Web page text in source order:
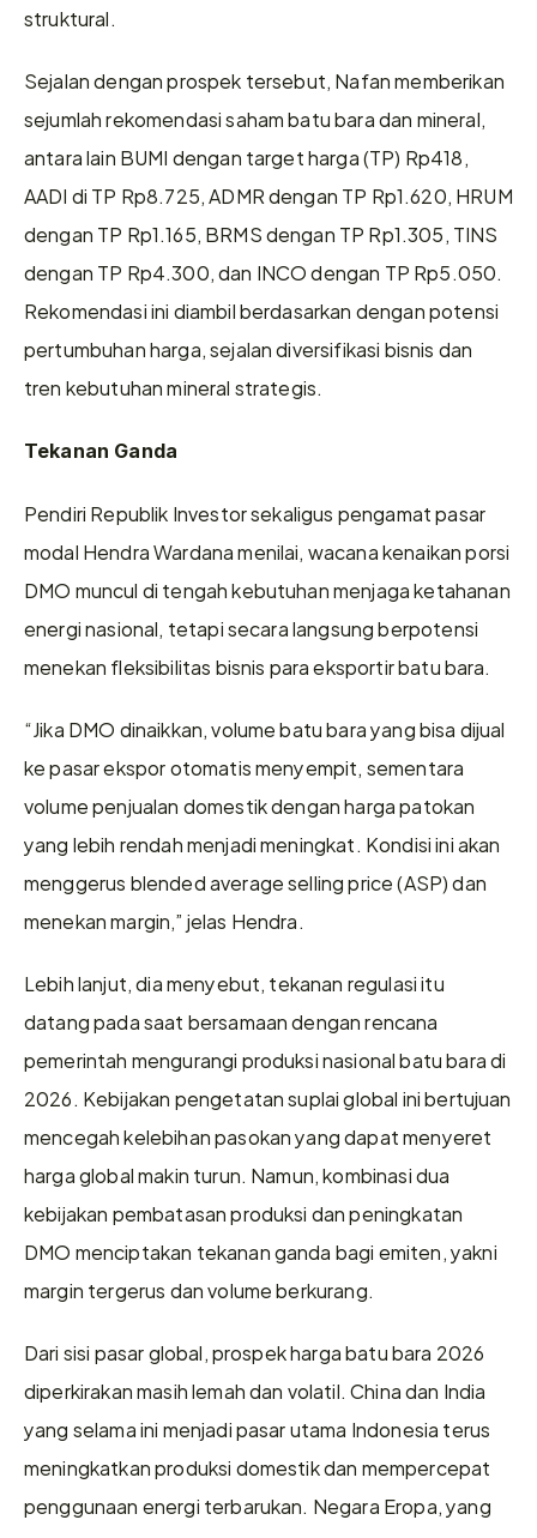
struktural.
Sejalan dengan prospek tersebut, Nafan memberikan
sejumlah rekomendasi saham batu bara dan mineral,
antara lain BUMI dengan target harga (TP) Rp418,
AADI di TP Rp8.725, ADMR dengan TP Rp1.620, HRUM
dengan TP Rp1.165, BRMS dengan TP Rp1.305, TINS
dengan TP Rp4.300, dan INCO dengan TP Rp5.050.
Rekomendasi ini diambil berdasarkan dengan potensi
pertumbuhan harga, sejalan diversifikasi bisnis dan
tren kebutuhan mineral strategis.
Tekanan Ganda
Pendiri Republik Investor sekaligus pengamat pasar
modal Hendra Wardana menilai, wacana kenaikan porsi
DMO muncul di tengah kebutuhan menjaga ketahanan
energi nasional, tetapi secara langsung berpotensi
menekan fleksibilitas bisnis para eksportir batu bara.
“Jika DMO dinaikkan, volume batu bara yang bisa dijual
ke pasar ekspor otomatis menyempit, sementara
volume penjualan domestik dengan harga patokan
yang lebih rendah menjadi meningkat. Kondisi ini akan
menggerus blended average selling price (ASP) dan
menekan margin,” jelas Hendra.
Lebih lanjut, dia menyebut, tekanan regulasi itu
datang pada saat bersamaan dengan rencana
pemerintah mengurangi produksi nasional batu bara di
2026. Kebijakan pengetatan suplai global ini bertujuan
mencegah kelebihan pasokan yang dapat menyeret
harga global makin turun. Namun, kombinasi dua
kebijakan pembatasan produksi dan peningkatan
DMO menciptakan tekanan ganda bagi emiten, yakni
margin tergerus dan volume berkurang.
Dari sisi pasar global, prospek harga batu bara 2026
diperkirakan masih lemah dan volatil. China dan India
yang selama ini menjadi pasar utama Indonesia terus
meningkatkan produksi domestik dan mempercepat
penggunaan energi terbarukan. Negara Eropa, yang